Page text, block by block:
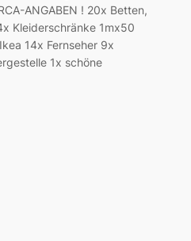
ANGABEN ! 20x Betten,
Kleiderschränke 1mx50
14x Fernseher 9x
1x schöne